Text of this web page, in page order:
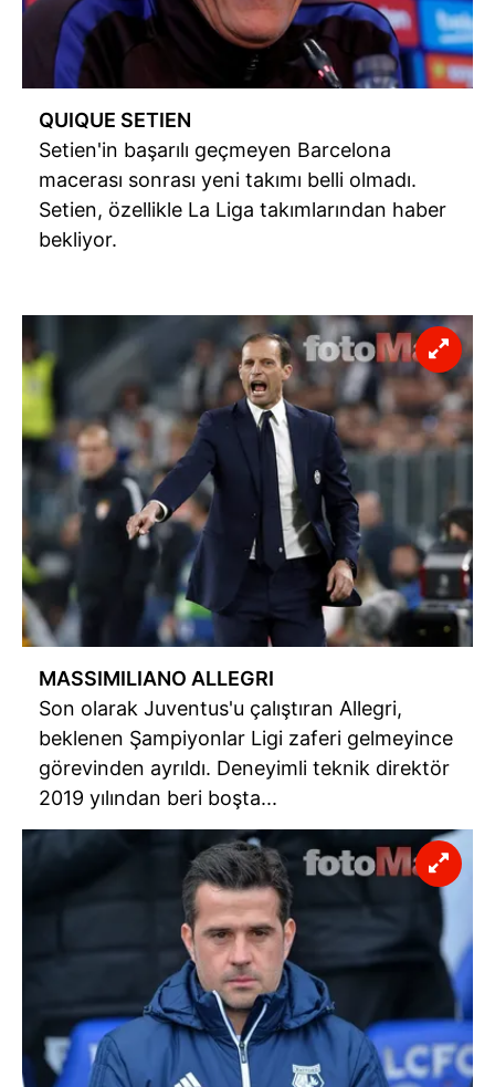
QUIQUE SETIEN
Setien'in başarılı geçmeyen Barcelona
macerası sonrası yeni takımı belli olmadı.
Setien, özellikle La Liga takımlarından haber
bekliyor.
MASSIMILIANO ALLEGRI
Son olarak Juventus'u çalıştıran Allegri,
beklenen Şampiyonlar Ligi zaferi gelmeyince
görevinden ayrıldı. Deneyimli teknik direktör
2019 yılından beri boşta...